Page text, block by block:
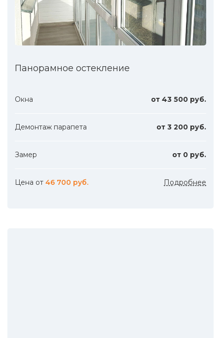
Панорамное остекление
Окна от 43 500 руб.
Демонтаж парапета от 3 200 руб.
Замер от 0 руб.
Цена от 46 700 руб. Подробнее